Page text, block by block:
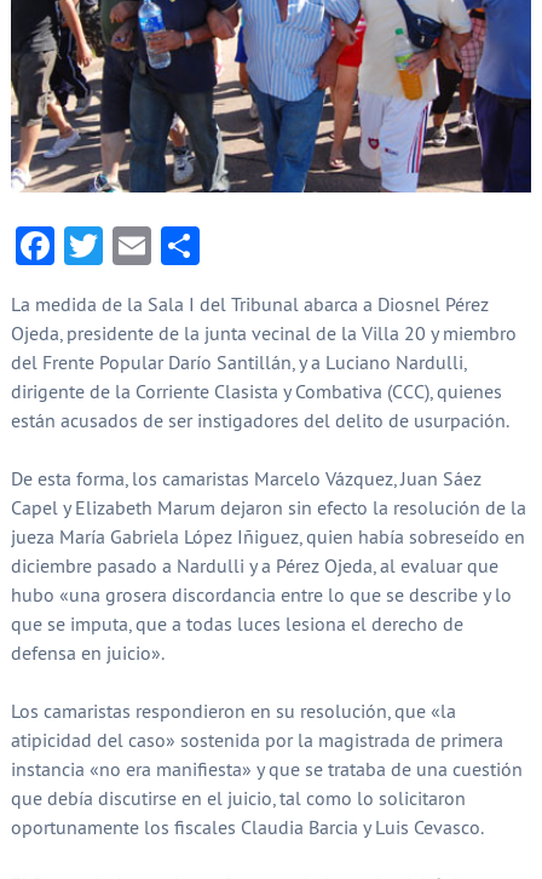
Facebook
Twitter
EmailCompartir
La medida de la Sala I del Tribunal abarca a Diosnel Pérez
Ojeda, presidente de la junta vecinal de la Villa 20 y miembro
del Frente Popular Darío Santillán, y a Luciano Nardulli,
dirigente de la Corriente Clasista y Combativa (CCC), quienes
están acusados de ser instigadores del delito de usurpación.
De esta forma, los camaristas Marcelo Vázquez, Juan Sáez
Capel y Elizabeth Marum dejaron sin efecto la resolución de la
jueza María Gabriela López Iñiguez, quien había sobreseído en
diciembre pasado a Nardulli y a Pérez Ojeda, al evaluar que
hubo «una grosera discordancia entre lo que se describe y lo
que se imputa, que a todas luces lesiona el derecho de
defensa en juicio».
Los camaristas respondieron en su resolución, que «la
atipicidad del caso» sostenida por la magistrada de primera
instancia «no era manifiesta» y que se trataba de una cuestión
que debía discutirse en el juicio, tal como lo solicitaron
oportunamente los fiscales Claudia Barcia y Luis Cevasco.